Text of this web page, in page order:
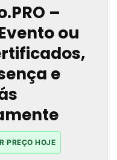
–
ou
e
PREÇO HOJE